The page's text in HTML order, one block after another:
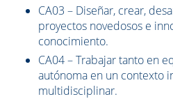
CA03 – Diseñar, crear,
proyectos novedosos e
conocimiento.
CA04 – Trabajar tanto en
autónoma en un contexto
multidisciplinar.